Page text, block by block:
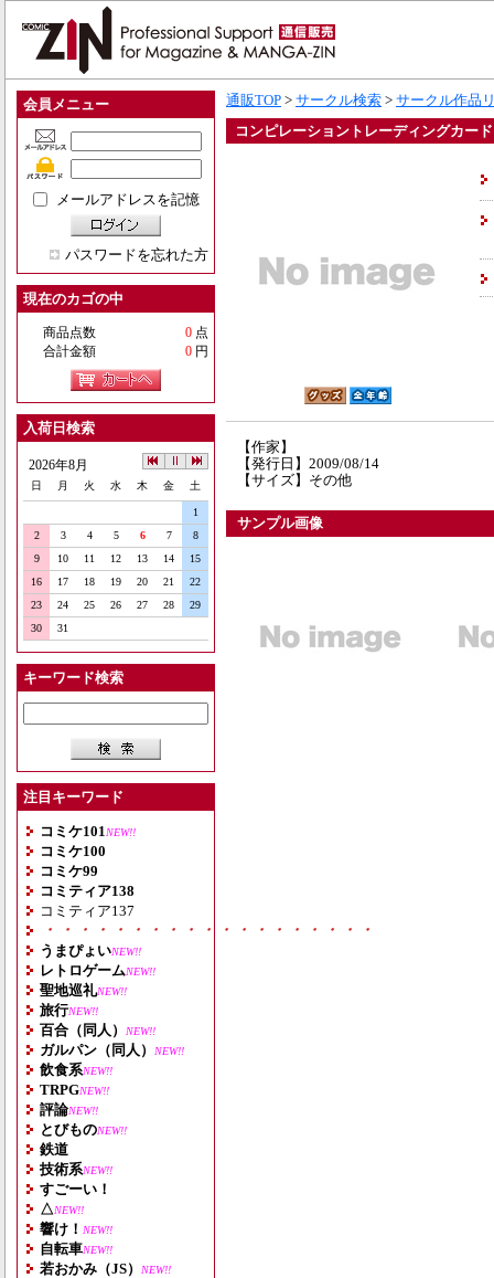
会員メニュー
メールアドレスを記憶
パスワードを忘れた方
現在のカゴの中
商品点数 0 点
合計金額
0 円
入荷日検索
2026年8月
日 月 火 水 木 金 土
1
2
3 4 5 6 7
8
9
10 11 12 13 14
15
16
17 18 19 20 21
22
23
24 25 26 27 28
29
30
31
キーワード検索
注目キーワード
コミケ101 NEW!!
コミケ100
コミケ99
コミティア138
コミティア137
・・・・・・・・・・・・・・・・・・・
うまぴょいNEW!!
レトロゲームNEW!!
聖地巡礼NEW!!
旅行NEW!!
百合（同人） NEW!!
ガルパン（同人） NEW!!
飲食系NEW!!
TRPGNEW!!
評論NEW!!
とびものNEW!!
鉄道
技術系NEW!!
すごーい！
△NEW!!
響け！ NEW!!
自転車NEW!!
若おかみ（JS） NEW!!
通販TOP > サークル検索 > サークル作品
コンピレーショントレーディングカー
【作家】
【発行日】2009/08/14
【サイズ】その他
サンプル画像